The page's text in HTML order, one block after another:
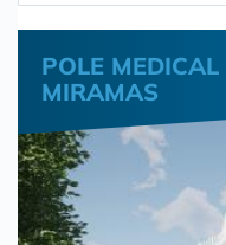
POLE MEDICAL
MIRAMAS